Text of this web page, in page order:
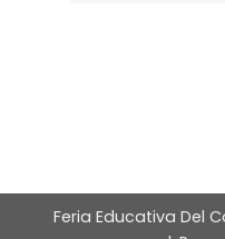
Feria Educativa Del